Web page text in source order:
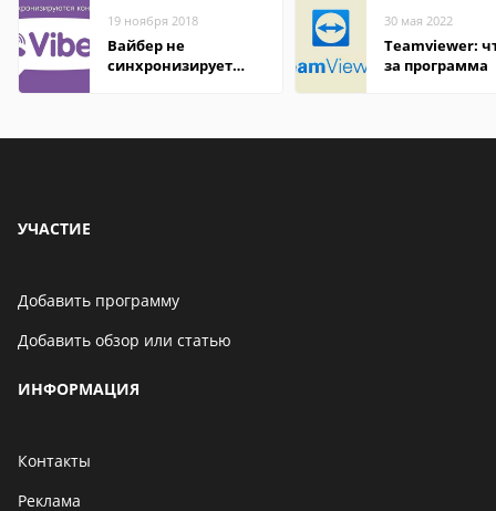
19 ноября 2018
Вайбер не
синхронизирует
30 мая 2022
Teamviewer:
за программа
УЧАСТИЕ
Добавить программу
Добавить обзор или статью
ИНФОРМАЦИЯ
Контакты
Реклама